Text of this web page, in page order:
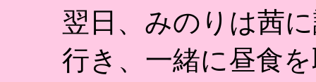
翌日、みのりは茜
行き、一緒に昼食